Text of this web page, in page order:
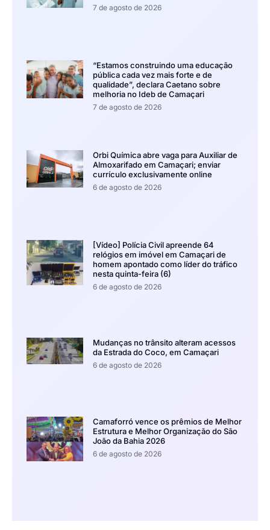
7 de agosto de 2026
“Estamos construindo uma educação
pública cada vez mais forte e de
qualidade”, declara Caetano sobre
melhoria no Ideb de Camaçari
7 de agosto de 2026
Orbi Química abre vaga para Auxiliar de
Almoxarifado em Camaçari; enviar
currículo exclusivamente online
6 de agosto de 2026
[Vídeo] Polícia Civil apreende 64
relógios em imóvel em Camaçari de
homem apontado como líder do tráfico
nesta quinta-feira (6)
6 de agosto de 2026
Mudanças no trânsito alteram acessos
da Estrada do Coco, em Camaçari
6 de agosto de 2026
Camaforró vence os prêmios de Melhor
Estrutura e Melhor Organização do São
João da Bahia 2026
6 de agosto de 2026